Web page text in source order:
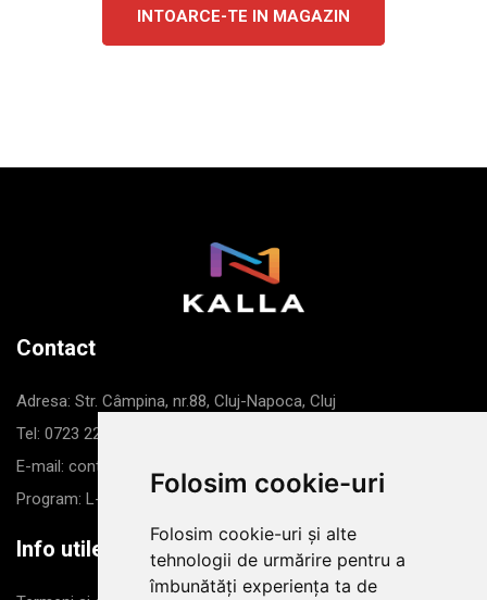
Folosim cookie-uri
Folosim cookie-uri și alte
tehnologii de urmărire pentru a
îmbunătăți experiența ta de
INTOARCE-TE IN MAGAZIN
Contact
Adresa: Str. Câmpina, nr.88, Cluj-Napoca, Cluj
Tel: 0723 226 869
E-mail: contact@kalla.ro
Program: L-V: 8-16
Info utile